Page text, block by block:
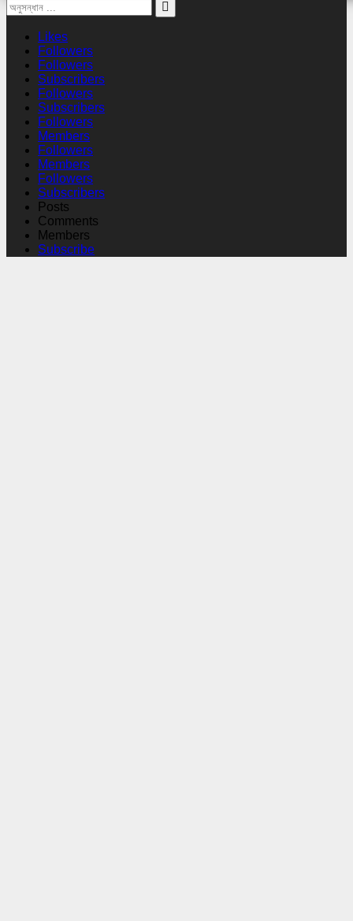
Likes
Followers
Followers
Subscribers
Followers
Subscribers
Followers
Members
Followers
Members
Followers
Subscribers
Posts
Comments
Members
Subscribe